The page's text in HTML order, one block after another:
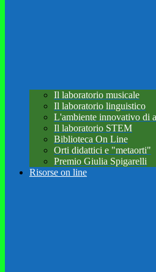
Il laboratorio musicale
Il laboratorio linguistico
L'ambiente innovativo di
Il laboratorio STEM
Biblioteca On Line
Orti didattici e "metaorti"
Premio Giulia Spigarelli
Risorse on line